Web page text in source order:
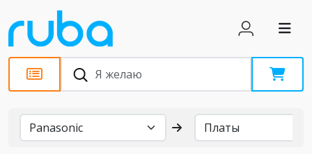
Бренды